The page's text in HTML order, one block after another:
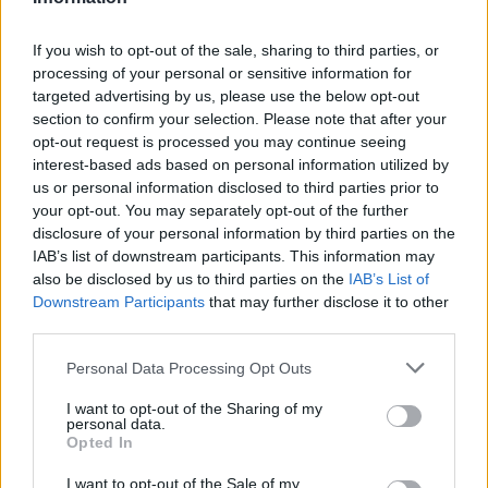
If you wish to opt-out of the sale, sharing to third parties, or
processing of your personal or sensitive information for
targeted advertising by us, please use the below opt-out
section to confirm your selection. Please note that after your
opt-out request is processed you may continue seeing
interest-based ads based on personal information utilized by
us or personal information disclosed to third parties prior to
your opt-out. You may separately opt-out of the further
disclosure of your personal information by third parties on the
IAB’s list of downstream participants. This information may
also be disclosed by us to third parties on the IAB’s List of
Downstream Participants that may further disclose it to other
Personal Data Processing Opt Outs
I want to opt-out of the Sharing of my
personal data.
Opted In
I want to opt-out of the Sale of my
Cómo ir desde Paracuellos De Jarama Madrid a
Algete Madrid